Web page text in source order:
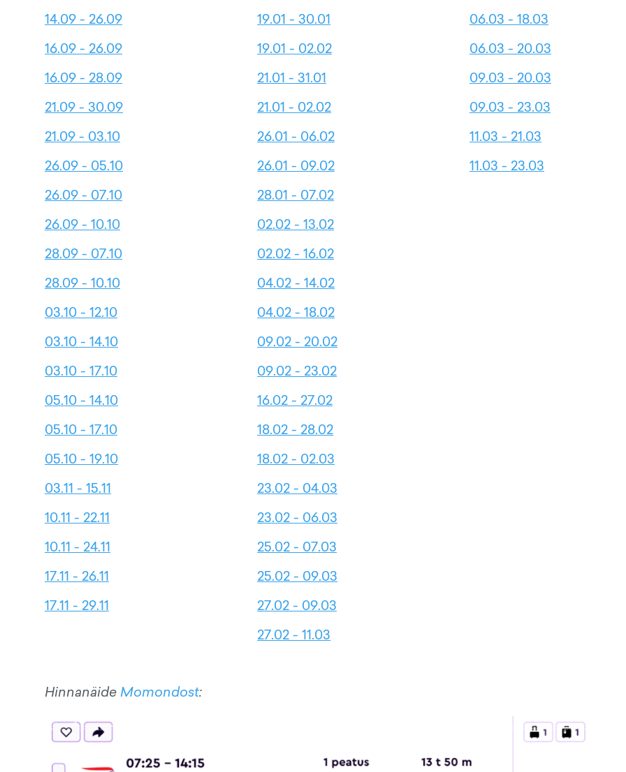
14.09 - 26.09
16.09 - 26.09
16.09 - 28.09
21.09 - 30.09
21.09 - 03.10
26.09 - 05.10
26.09 - 07.10
26.09 - 10.10
28.09 - 07.10
28.09 - 10.10
03.10 - 12.10
03.10 - 14.10
03.10 - 17.10
05.10 - 14.10
05.10 - 17.10
05.10 - 19.10
03.11 - 15.11
10.11 - 22.11
10.11 - 24.11
17.11 - 26.11
17.11 - 29.11
19.01 - 30.01
19.01 - 02.02
21.01 - 31.01
21.01 - 02.02
26.01 - 06.02
26.01 - 09.02
28.01 - 07.02
02.02 - 13.02
02.02 - 16.02
04.02 - 14.02
04.02 - 18.02
09.02 - 20.02
09.02 - 23.02
16.02 - 27.02
18.02 - 28.02
18.02 - 02.03
23.02 - 04.03
23.02 - 06.03
25.02 - 07.03
25.02 - 09.03
27.02 - 09.03
27.02 - 11.03
06.03 - 18.03
06.03 - 20.03
09.03 - 20.03
09.03 - 23.03
11.03 - 21.03
11.03 - 23.03
Hinnanäide Momondost: